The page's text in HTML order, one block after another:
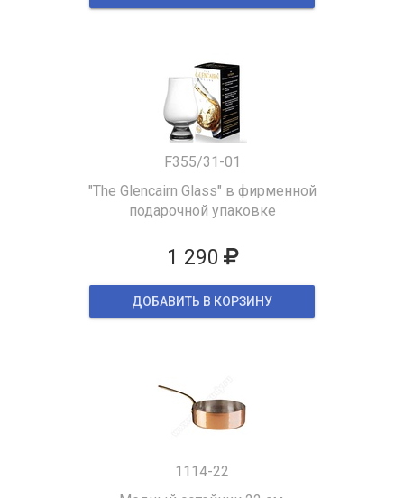
F355/31-01
"The Glencairn Glass" в фирменной
подарочной упаковке
1 290
ДОБАВИТЬ В КОРЗИНУ
1114-22